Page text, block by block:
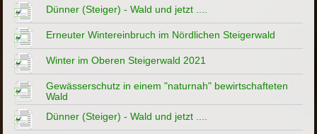
Dünner (Steiger) - Wald und jetzt ....
Erneuter Wintereinbruch im Nördlichen Steigerwald
Winter im Oberen Steigerwald 2021
Gewässerschutz in einem "naturnah" bewirtschafteten
Wald
Dünner (Steiger) - Wald und jetzt ....